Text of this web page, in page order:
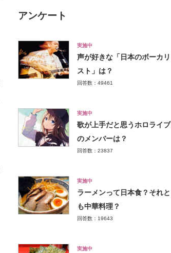
アンケート
実施中
声が好きな「日本のボーカリ
スト」は？
回答数：49461
実施中
歌が上手だと思うホロライブ
のメンバーは？
回答数：23837
実施中
ラーメンって日本食？それと
も中華料理？
回答数：19643
実施中